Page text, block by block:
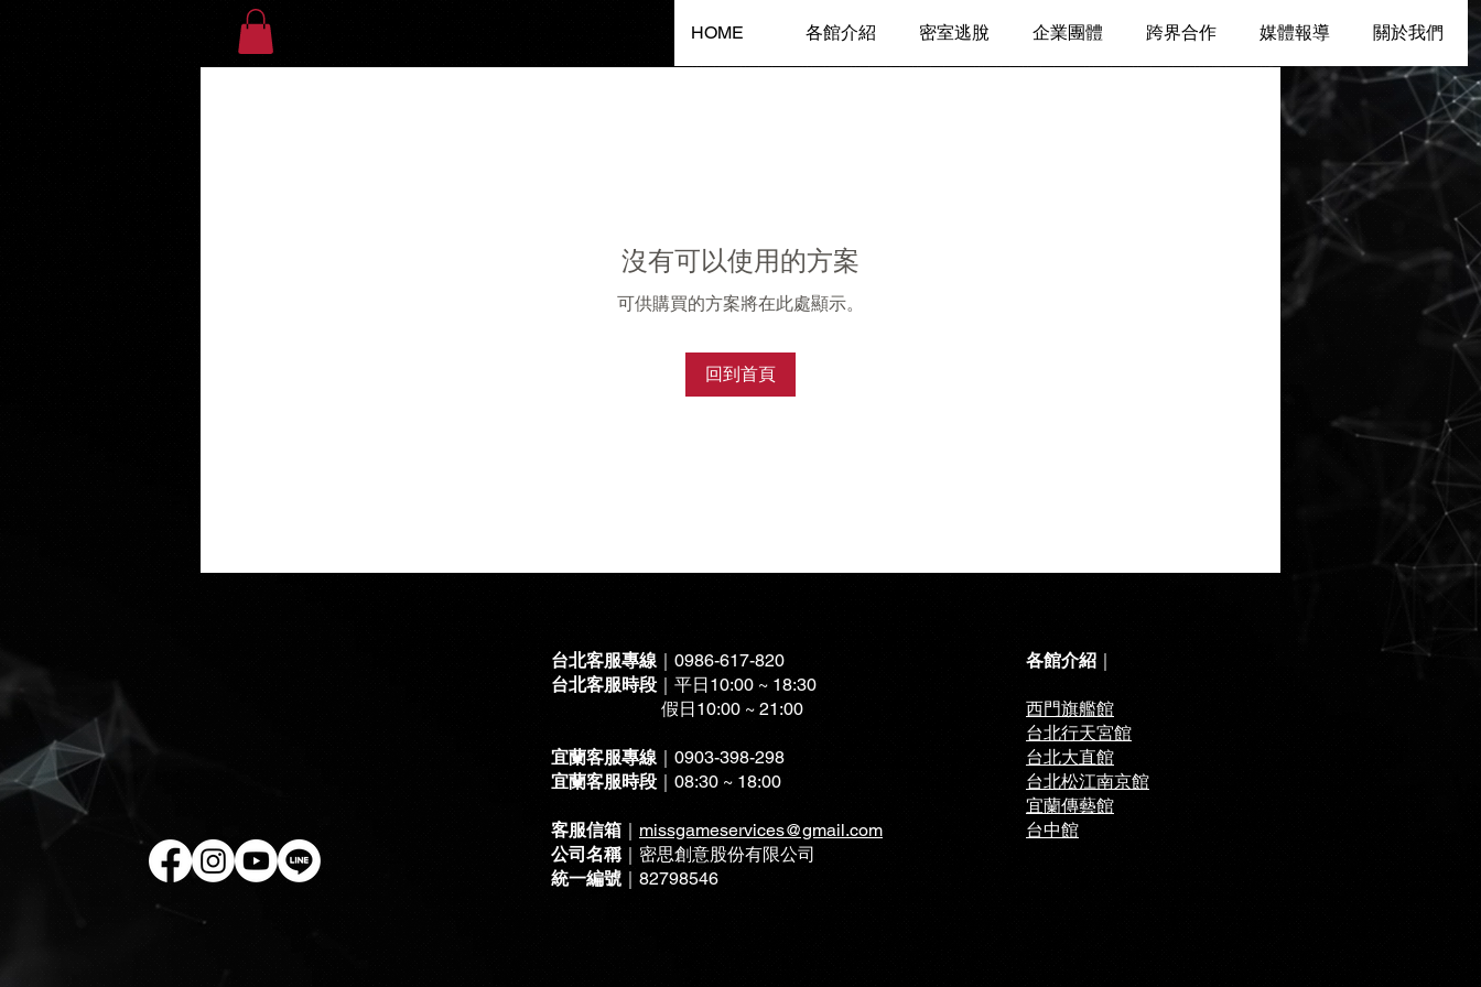
HOME 各館介紹 密室逃脫 企業團體 跨界合作 媒體報導 關於我們
沒有可以使用的方案
可供購買的方案將在此處顯示。
回到首頁
台北客服專線 ｜0986-617-820
台北客服時段 ｜平日10:00 ~ 18:30
假日10:00 ~ 21:00
宜蘭客服專線 ｜0903-398-298
宜蘭客服時段 ｜08:30 ~ 18:00
客服信箱 ｜ missgameservices@gmail.com
公司名稱｜密思創意股份有限公司
統一編號 ｜82798546
各館介紹 ｜
西門旗艦館
台北行天宮館
台北大直館
台北松江南京館
宜蘭傳藝館
台中館